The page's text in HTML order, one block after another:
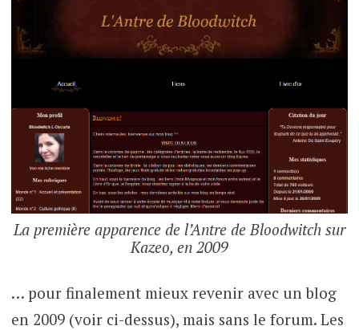
La première apparence de l’Antre de Bloodwitch sur
Kazeo, en 2009
… pour finalement mieux revenir avec un blog
en 2009 (voir ci-dessus), mais sans le forum. Les